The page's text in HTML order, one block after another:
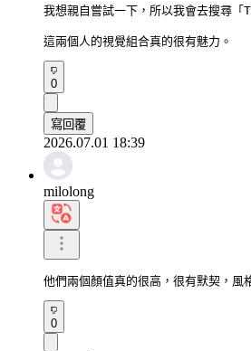
我想親自嘗試一下，所以我會去搜尋
這兩個人的視覺組合真的很有魅力。
0
寫回覆
2026.07.01 18:39
milolong
他們兩個顏值真的很高，很有默契，風
0